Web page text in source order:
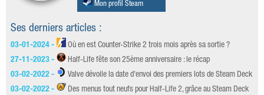
Mon profil Steam
Ses derniers articles :
03-01-2024 -
Où en est Counter-Strike 2 trois mois après sa sortie ?
27-11-2023 -
Half-Life fête son 25ème anniversaire : le récap
03-02-2022 -
Valve dévoile la date d'envoi des premiers lots de Steam Deck
03-02-2022 -
Des menus tout neufs pour Half-Life 2, grâce au Steam Deck